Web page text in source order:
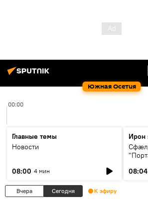
Южная Осетия
00:00
Главные темы
Новости
08:00 4 мин
Ирон
08:04
Вчера Сегодня К эфиру